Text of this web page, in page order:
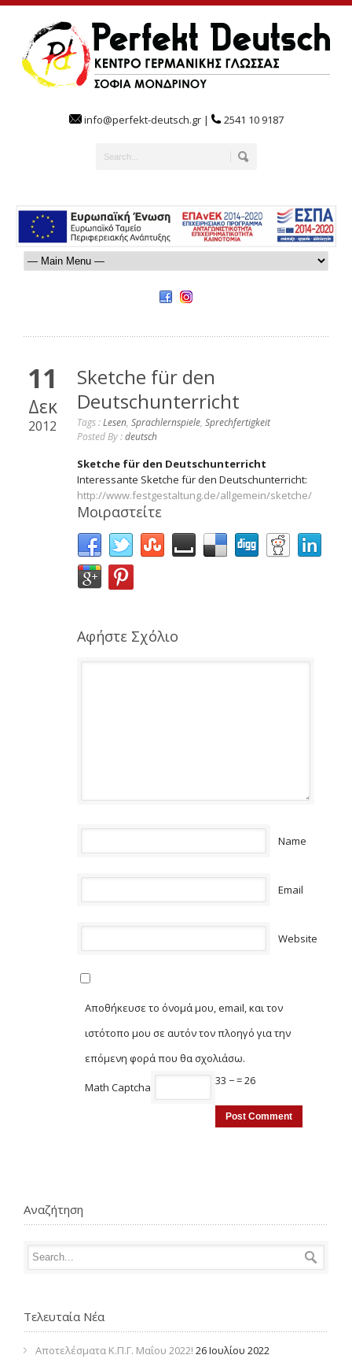
info@perfekt-deutsch.gr | 2541 10 9187
11
Δεκ
2012
Sketche für den
Deutschunterricht
Tags :Lesen, Sprachlernspiele, Sprechfertigkeit
Posted By :deutsch
Sketche für den Deutschunterricht
Interessante Sketche für den Deutschunterricht:
http://www.festgestaltung.de/allgemein/sketche/
Μοιραστείτε
Αφήστε Σχόλιο
Name
Email
Website
Αποθήκευσε το όνομά μου, email, και τον
ιστότοπο μου σε αυτόν τον πλοηγό για την
επόμενη φορά που θα σχολιάσω.
Math Captcha 33 −= 26
Αναζήτηση
Τελευταία Νέα
Αποτελέσματα Κ.Π.Γ. Μαΐου 2022! 26 Ιουλίου 2022